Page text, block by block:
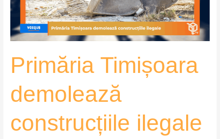
Primăria Timișoara
demolează
construcțiile ilegale
VoxQub